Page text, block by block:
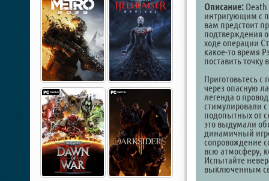
Описание:
интригующим с
вам предстоит
подтверждения
ходе операции
какое-то время
поставить
Приготовьтесь
через опасную
легенда о
стимулировали
подопытных от
это выдумали
динамичный
сопровождение
всю атмосферу,
Испытайте
выключенным